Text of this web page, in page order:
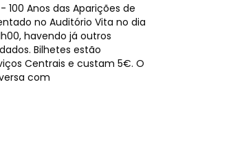
100 Anos das Aparições de
no Auditório Vita no dia
havendo já outros
Bilhetes estão
Centrais e custam 5€. O
com